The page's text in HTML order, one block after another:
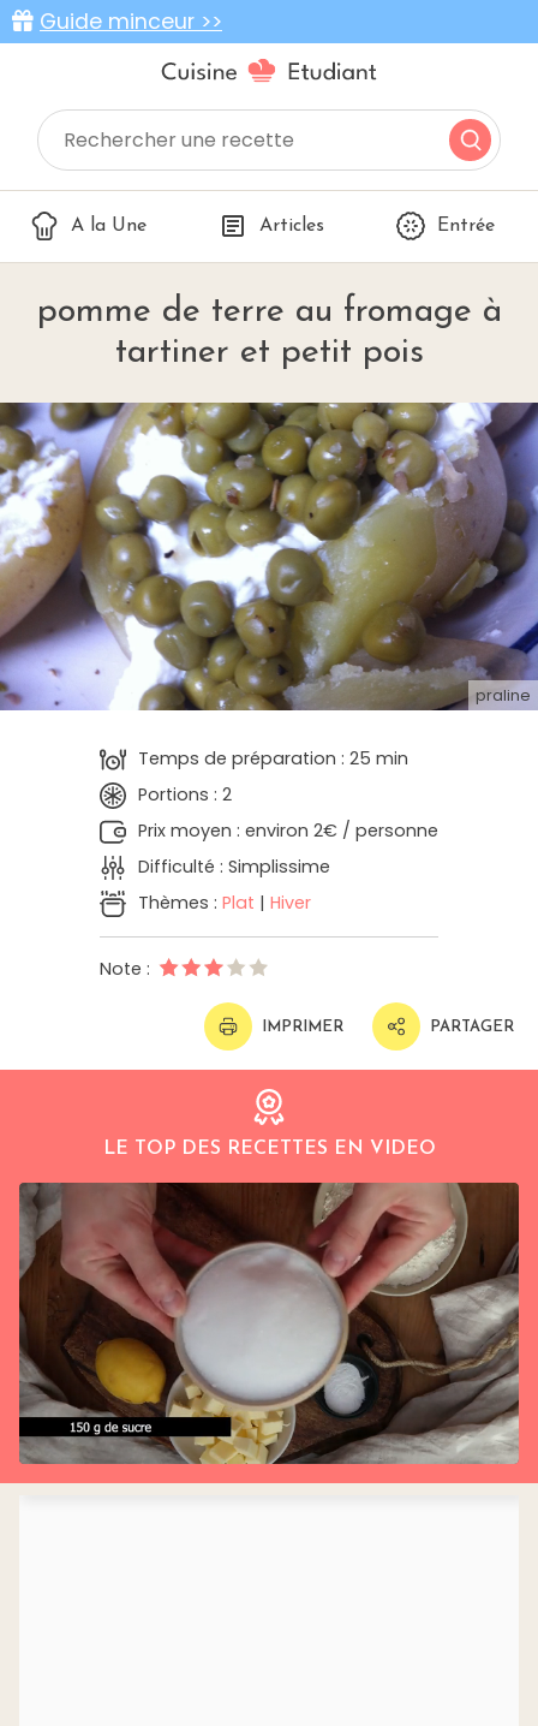
Guide minceur >>
A la Une Articles Entrée
pomme de terre au fromage à
tartiner et petit pois
praline
Temps de préparation : 25 min
Portions : 2
Prix moyen : environ 2€ / personne
Difficulté : Simplissime
Thèmes : Plat | Hiver
Note :
IMPRIMER PARTAGER
LE TOP DES RECETTES EN VIDEO